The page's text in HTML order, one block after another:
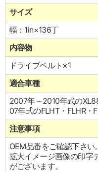
サイズ
幅：1in×136丁
内容物
ドライブベルト×1
適合車種
2007年～2010年式の
07年式のFLHT・FLHR・
注意事項
OEM品番をご確認下さい。
拡大イメージ画像の印字
がございます。